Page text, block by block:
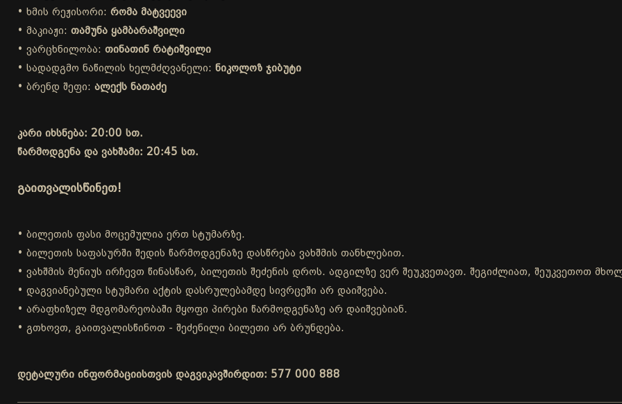
• ხმის რეჟისორი: რომა მატვეევი
• მაკიაჟი: თამუნა ყამბარაშვილი
• ვარცხნილობა: თინათინ რატიშვილი
• სადადგმო ნაწილის ხელმძღვანელი: ნიკოლოზ ჯიბუტი
• ბრენდ შეფი: ალექს ნათაძე
კარი იხსნება: 20:00 სთ.
წარმოდგენა და ვახშამი: 20:45 სთ.
გაითვალისწინეთ!
• ბილეთის ფასი მოცემულია ერთ სტუმარზე.
• ბილეთის საფასურში შედის წარმოდგენაზე დასწრება ვახშმის თანხლებით.
• ვახშმის მენიუს ირჩევთ წინასწარ, ბილეთის შეძენის დროს. ადგილზე ვერ შეუკვეთავთ. შეგიძლიათ, შეუკვეთოთ
• დაგვიანებული სტუმარი აქტის დასრულებამდე სივრცეში არ დაიშვება.
• არაფხიზელ მდგომარეობაში მყოფი პირები წარმოდგენაზე არ დაიშვებიან.
• გთხოვთ, გაითვალისწინოთ - შეძენილი ბილეთი არ ბრუნდება.
დეტალური ინფორმაციისთვის დაგვიკავშირდით: 577 000 888